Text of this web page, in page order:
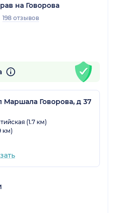
на Говорова
198 отзывов
Маршала Говорова, д 37
(1.7 км)
км)